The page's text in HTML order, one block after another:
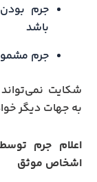
جرم بودن
باشد
جرم
شکایت نمی‌تواند
به جهات دیگر
اعلام جرم
اشخاص موثق